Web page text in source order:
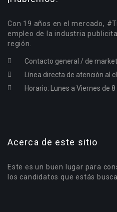
Con 19 años en el mercado,
empleo de la industria
región.
Contacto general / de
Línea directa de atención al
Horario: Lunes a Viernes de 8
Acerca de este sitio
Este es un buen lugar para
los candidatos que estás